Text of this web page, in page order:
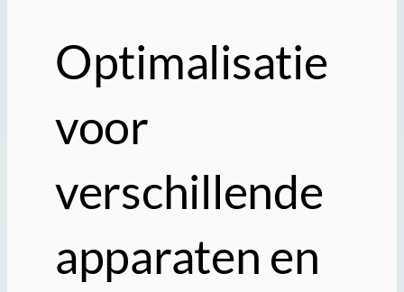
Optimalisatie
voor
verschillende
apparaten en